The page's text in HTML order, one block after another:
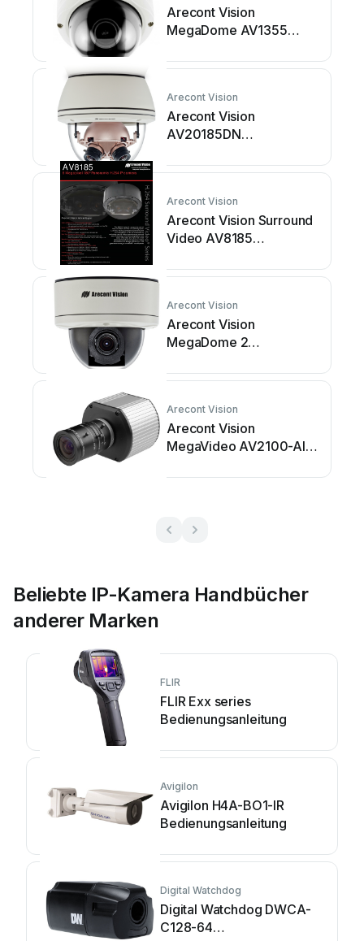
Arecont Vision
MegaDome AV1355
Arecont Vision
Arecont Vision
AV20185DN
Arecont Vision
Arecont Vision Surround
Video AV8185
Arecont Vision
Arecont Vision
MegaDome 2
Bedienungsanleitung
Arecont Vision
Arecont Vision
MegaVideo AV2100-AI
Beliebte IP-Kamera Handbücher
anderer Marken
FLIR
FLIR Exx series
Bedienungsanleitung
Avigilon
Avigilon H4A-BO1-IR
Bedienungsanleitung
Digital Watchdog
Digital Watchdog DWCA-
C128-64